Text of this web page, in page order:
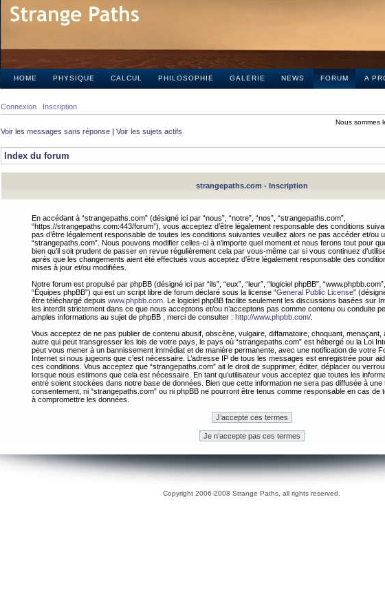
HOME PHYSIQUE CALCUL PHILOSOPHIE GALERIE NEWS FORUM A
Connexion Inscription
Nous sommes
Voir les messages sans réponse | Voir les sujets actifs
Index du forum
strangepaths.com - Inscription
En accédant à “strangepaths.com” (désigné ici par “nous”, “notre”, “nos”, “strangepaths.com”,
“https://strangepaths.com:443/forum”), vous acceptez d’être légalement responsable des conditions
pas d’être légalement responsable de toutes les conditions suivantes veuillez alors ne pas accéder et/ou
“strangepaths.com”. Nous pouvons modifier celles-ci à n’importe quel moment et nous ferons tout pour
bien qu’il soit prudent de passer en revue régulièrement cela par vous-même car si vous continuez
après que les changements aient été effectués vous acceptez d’être légalement responsable des
mises à jour et/ou modifiées.
Notre forum est propulsé par phpBB (désigné ici par “ils”, “eux”, “leur”, “logiciel phpBB”,
“Équipes phpBB”) qui est un script libre de forum déclaré sous la license “General Public License”
être téléchargé depuis www.phpbb.com . Le logiciel phpBB facilite seulement les discussions basées sur
les interdit strictement dans ce que nous acceptons et/ou n’acceptons pas comme contenu ou conduite
amples informations au sujet de phpBB , merci de consulter : http://www.phpbb.com/
Vous acceptez de ne pas publier de contenu abusif, obscène, vulgaire, diffamatoire, choquant,
autre qui peut transgresser les lois de votre pays, le pays où “strangepaths.com” est hébergé ou la Loi
peut vous mener à un bannissement immédiat et de manière permanente, avec une notification de votre
Internet si nous jugeons que c’est nécessaire. L’adresse IP de tous les messages est enregistrée pour
ces conditions. Vous acceptez que “strangepaths.com” ait le droit de supprimer, éditer, déplacer ou
lorsque nous estimons que cela est nécessaire. En tant qu’utilisateur vous acceptez que toutes les
entré soient stockées dans notre base de données. Bien que cette information ne sera pas diffusée à
consentement, ni “strangepaths.com” ou ni phpBB ne pourront être tenus comme responsable en cas de
à compromettre les données.
Copyright 2006-2008 Strange Paths, all rights reserved.